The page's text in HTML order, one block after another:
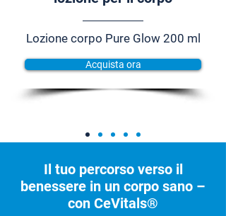
Lozione corpo Pure Glow 200 ml
Acquista ora
Il tuo percorso verso il
benessere in un corpo sano –
con CeVitals®